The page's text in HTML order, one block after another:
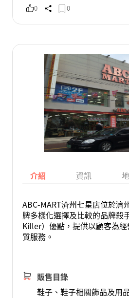
0 0
介紹 資訊
ABC-MART濟州七星店位於濟
牌多樣化選擇及比較的品牌殺
Killer）優點，提供以顧客為
質服務。
販售目錄
鞋子、鞋子相關飾品及用